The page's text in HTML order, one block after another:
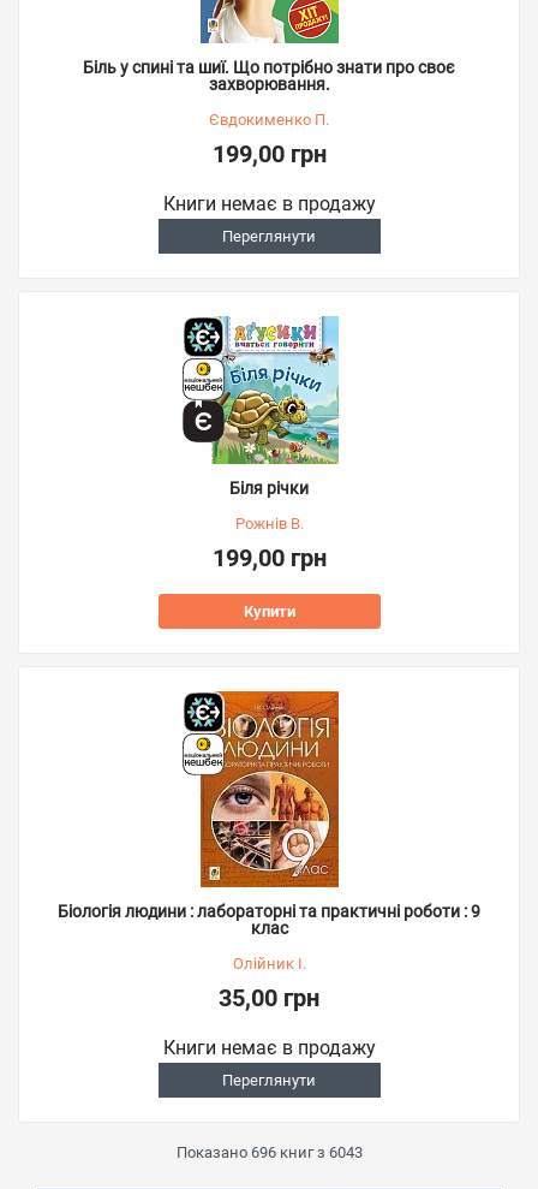
Біль у спині та шиї. Що потрібно знати про своє
захворювання.
Євдокименко П.
199,00 грн
Книги немає в продажу
Переглянути
Біля річки
Рожнів В.
199,00 грн
Купити
Біологія людини : лабораторні та практичні роботи : 9
клас
Олійник І.
35,00 грн
Книги немає в продажу
Переглянути
Показано 696книг з 6043